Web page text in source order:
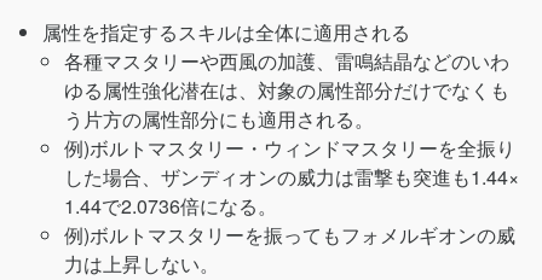
属性を指定するスキルは全体に適用される
各種マスタリーや西風の加護、雷鳴結晶などのいわ
ゆる属性強化潜在は、対象の属性部分だけでなくも
う片方の属性部分にも適用される。
例)ボルトマスタリー・ウィンドマスタリーを全振り
した場合、ザンディオンの威力は雷撃も突進も1.44×
1.44で2.0736倍になる。
例)ボルトマスタリーを振ってもフォメルギオンの威
力は上昇しない。